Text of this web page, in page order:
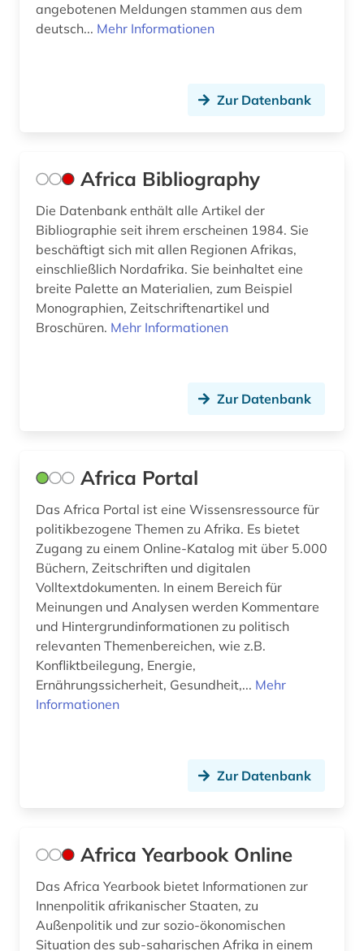
donezk (ukraine) (1)
druckgraphik (1)
dynastie (1)
dänemark (2)
e-book (1)
e-learning (1)
einreise (1)
einwanderung (4)
eisenbahn (1)
ejournals (1)
el salvador (1)
elektrizität (1)
elektrizitätserzeugung (1)
elementarteilchenphysik (1)
empirische sozialforschung (2)
energie (1)
angebotenen Meldungen stammen aus dem
deutsch... Mehr Informationen
Zur Datenbank
Africa Bibliography
Die Datenbank enthält alle Artikel der
Bibliographie seit ihrem erscheinen 1984. Sie
beschäftigt sich mit allen Regionen Afrikas,
einschließlich Nordafrika. Sie beinhaltet eine
breite Palette an Materialien, zum Beispiel
Monographien, Zeitschriftenartikel und
Broschüren. Mehr Informationen
Zur Datenbank
Africa Portal
Das Africa Portal ist eine Wissensressource für
politikbezogene Themen zu Afrika. Es bietet
Zugang zu einem Online-Katalog mit über 5.000
Büchern, Zeitschriften und digitalen
Volltextdokumenten. In einem Bereich für
Meinungen und Analysen werden Kommentare
und Hintergrundinformationen zu politisch
relevanten Themenbereichen, wie z.B.
Konfliktbeilegung, Energie,
Ernährungssicherheit, Gesundheit,... Mehr
Informationen
Zur Datenbank
Africa Yearbook Online
Das Africa Yearbook bietet Informationen zur
Innenpolitik afrikanischer Staaten, zu
Außenpolitik und zur sozio-ökonomischen
Situation des sub-saharischen Afrika in einem